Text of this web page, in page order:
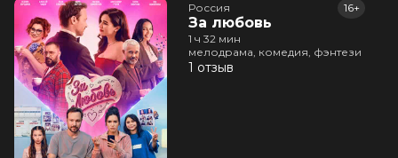
Россия
За любовь
16+
1 ч 32 мин
мелодрама, комедия, фэнтези
1 отзыв